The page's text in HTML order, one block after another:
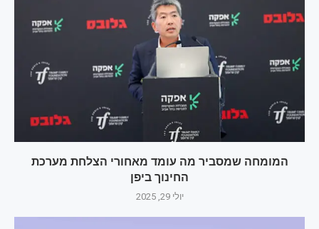
המומחה שמסביר מה עומד מאחורי הצלחת מערכת
החינוך ביפן
יולי 29, 2025